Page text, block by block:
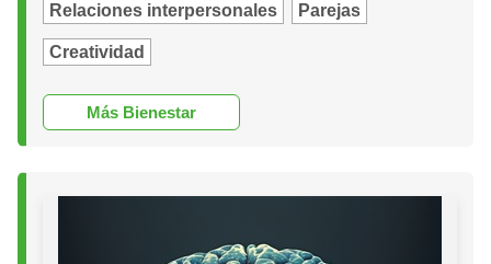
Relaciones interpersonales Parejas
Creatividad
Más Bienestar